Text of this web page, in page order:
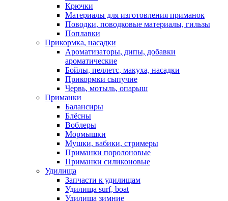
Крючки
Материалы для изготовления приманок
Поводки, поводковые материалы, гильзы
Поплавки
Прикормка, насадки
Ароматизаторы, дипы, добавки
ароматические
Бойлы, пеллетс, макуха, насадки
Прикормки сыпучие
Червь, мотыль, опарыш
Приманки
Балансиры
Блёсны
Воблеры
Мормышки
Мушки, вабики, стримеры
Приманки поролоновые
Приманки силиконовые
Удилища
Запчасти к удилищам
Удилища surf, boat
Удилища зимние